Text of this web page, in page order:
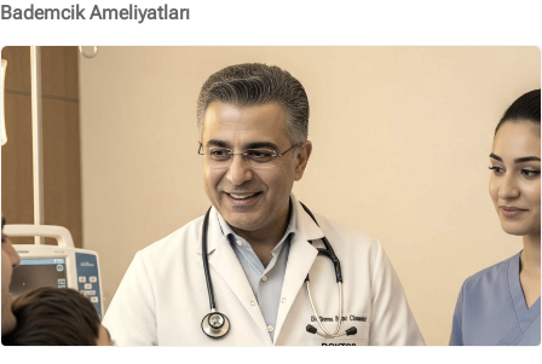
Bademcik Ameliyatları